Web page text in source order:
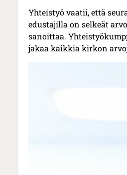
Yhteistyö vaatii, että
edustajilla on selkeät
sanoittaa.
jakaa kaikkia kirkon